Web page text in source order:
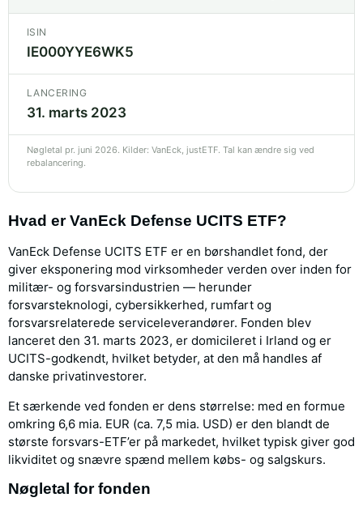
ISIN
IE000YYE6WK5
LANCERING
31. marts 2023
Nøgletal pr. juni 2026. Kilder: VanEck, justETF. Tal kan ændre sig ved
rebalancering.
Hvad er VanEck Defense UCITS ETF?
VanEck Defense UCITS ETF er en børshandlet fond, der
giver eksponering mod virksomheder verden over inden for
militær- og forsvarsindustrien — herunder
forsvarsteknologi, cybersikkerhed, rumfart og
forsvarsrelaterede serviceleverandører. Fonden blev
lanceret den 31. marts 2023, er domicileret i Irland og er
UCITS-godkendt, hvilket betyder, at den må handles af
danske privatinvestorer.
Et særkende ved fonden er dens størrelse: med en formue
omkring 6,6 mia. EUR (ca. 7,5 mia. USD) er den blandt de
største forsvars-ETF’er på markedet, hvilket typisk giver god
likviditet og snævre spænd mellem købs- og salgskurs.
Nøgletal for fonden